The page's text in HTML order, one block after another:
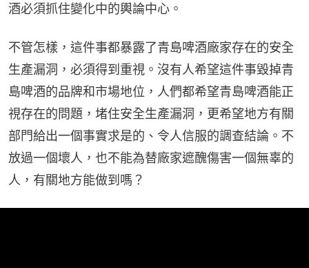
酒必須抓住變化中的輿論中心。
不管怎樣，這件事都暴露了青島啤酒廠家存在的安全
生產漏洞，必須得到重視。沒有人希望這件事毀掉青
島啤酒的品牌和市場地位，人們都希望青島啤酒能正
視存在的問題，堵住安全生產漏洞，更希望地方有關
部門給出一個事實求是的、令人信服的調查結論。不
放過一個壞人，也不能為替廠家遮醜傷害一個無辜的
人，有關地方能做到嗎？